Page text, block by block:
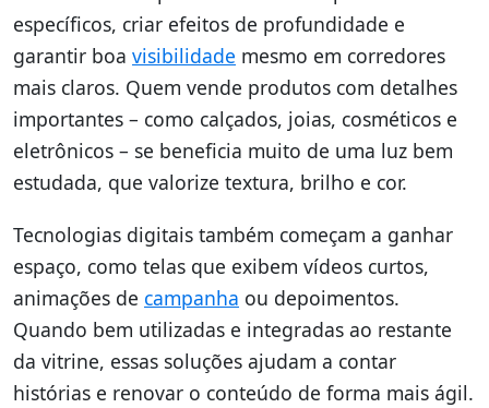
específicos, criar efeitos de profundidade e
garantir boa visibilidade mesmo em corredores
mais claros. Quem vende produtos com detalhes
importantes – como calçados, joias, cosméticos e
eletrônicos – se beneficia muito de uma luz bem
estudada, que valorize textura, brilho e cor.
Tecnologias digitais também começam a ganhar
espaço, como telas que exibem vídeos curtos,
animações de campanha ou depoimentos.
Quando bem utilizadas e integradas ao restante
da vitrine, essas soluções ajudam a contar
histórias e renovar o conteúdo de forma mais ágil.